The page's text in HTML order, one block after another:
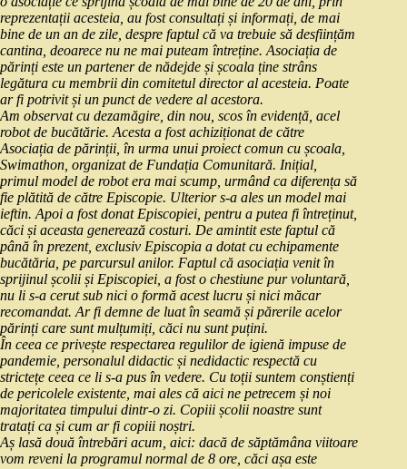
reprezentații acesteia, au fost consultați și informați, de mai
bine de un an de zile, despre faptul că va trebuie să desființăm
cantina, deoarece nu ne mai puteam întreține. Asociația de
părinți este un partener de nădejde și școala ține strâns
legătura cu membrii din comitetul director al acesteia. Poate
ar fi potrivit și un punct de vedere al acestora.
Am observat cu dezamăgire, din nou, scos în evidență, acel
robot de bucătărie. Acesta a fost achiziționat de către
Asociația de părinții, în urma unui proiect comun cu școala,
Swimathon, organizat de Fundația Comunitară. Inițial,
primul model de robot era mai scump, urmând ca diferența să
fie plătită de către Episcopie. Ulterior s-a ales un model mai
ieftin. Apoi a fost donat Episcopiei, pentru a putea fi întreținut,
căci și aceasta generează costuri. De amintit este faptul că
până în prezent, exclusiv Episcopia a dotat cu echipamente
bucătăria, pe parcursul anilor. Faptul că asociația venit în
sprijinul școlii și Episcopiei, a fost o chestiune pur voluntară,
nu li s-a cerut sub nici o formă acest lucru și nici măcar
recomandat. Ar fi demne de luat în seamă și părerile acelor
părinți care sunt mulțumiți, căci nu sunt puțini.
În ceea ce privește respectarea regulilor de igienă impuse de
pandemie, personalul didactic și nedidactic respectă cu
strictețe ceea ce li s-a pus în vedere. Cu toții suntem conștienți
de pericolele existente, mai ales că aici ne petrecem și noi
majoritatea timpului dintr-o zi. Copiii școlii noastre sunt
tratați ca și cum ar fi copiii noștri.
Aș lasă două întrebări acum, aici: dacă de săptămâna viitoare
vom reveni la programul normal de 8 ore, căci așa este